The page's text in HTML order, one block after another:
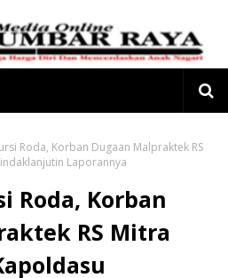
Roda, Korban Dugaan Malpraktek RS
Laporannya
Roda, Korban
RS Mitra